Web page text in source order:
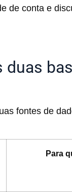
de conta e
duas
fontes de
Para